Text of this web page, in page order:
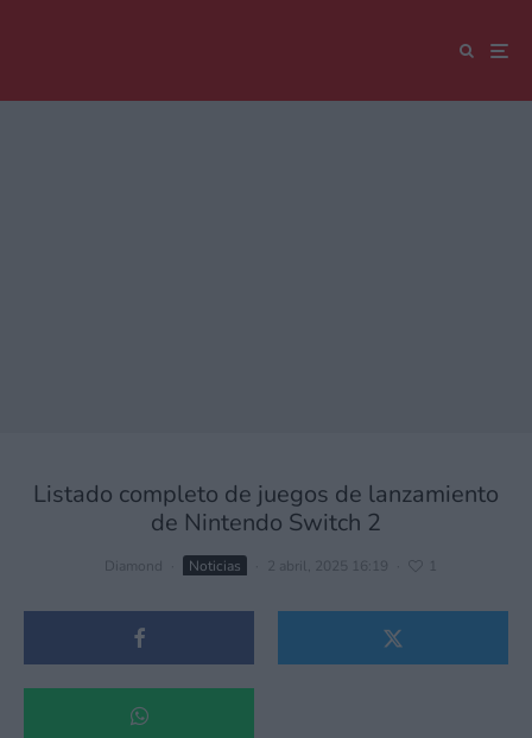
Listado completo de juegos de lanzamiento
de Nintendo Switch 2
Diamond Noticias 2 abril, 2025 16:19 1